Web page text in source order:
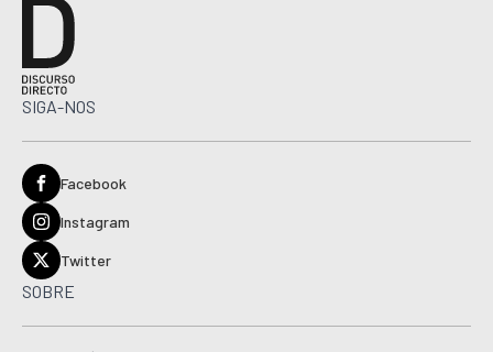
SIGA-NOS
Facebook
Instagram
Twitter
SOBRE